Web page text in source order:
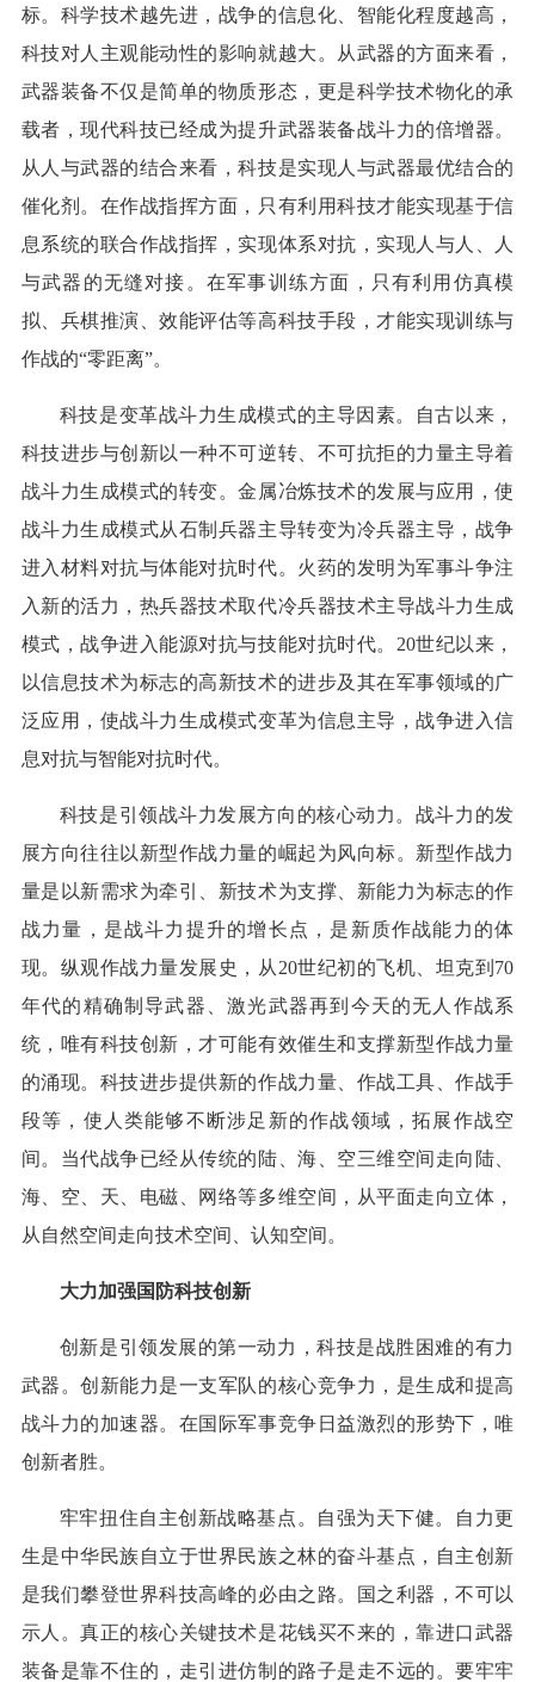
标。科学技术越先进，战争的信息化、智能化程度越高，
科技对人主观能动性的影响就越大。从武器的方面来看，
武器装备不仅是简单的物质形态，更是科学技术物化的承
载者，现代科技已经成为提升武器装备战斗力的倍增器。
从人与武器的结合来看，科技是实现人与武器最优结合的
催化剂。在作战指挥方面，只有利用科技才能实现基于信
息系统的联合作战指挥，实现体系对抗，实现人与人、人
与武器的无缝对接。在军事训练方面，只有利用仿真模
拟、兵棋推演、效能评估等高科技手段，才能实现训练与
作战的“零距离”。
科技是变革战斗力生成模式的主导因素。自古以来，
科技进步与创新以一种不可逆转、不可抗拒的力量主导着
战斗力生成模式的转变。金属冶炼技术的发展与应用，使
战斗力生成模式从石制兵器主导转变为冷兵器主导，战争
进入材料对抗与体能对抗时代。火药的发明为军事斗争注
入新的活力，热兵器技术取代冷兵器技术主导战斗力生成
模式，战争进入能源对抗与技能对抗时代。20世纪以来，
以信息技术为标志的高新技术的进步及其在军事领域的广
泛应用，使战斗力生成模式变革为信息主导，战争进入信
息对抗与智能对抗时代。
科技是引领战斗力发展方向的核心动力。战斗力的发
展方向往往以新型作战力量的崛起为风向标。新型作战力
量是以新需求为牵引、新技术为支撑、新能力为标志的作
战力量，是战斗力提升的增长点，是新质作战能力的体
现。纵观作战力量发展史，从20世纪初的飞机、坦克到70
年代的精确制导武器、激光武器再到今天的无人作战系
统，唯有科技创新，才可能有效催生和支撑新型作战力量
的涌现。科技进步提供新的作战力量、作战工具、作战手
段等，使人类能够不断涉足新的作战领域，拓展作战空
间。当代战争已经从传统的陆、海、空三维空间走向陆、
海、空、天、电磁、网络等多维空间，从平面走向立体，
从自然空间走向技术空间、认知空间。
大力加强国防科技创新
创新是引领发展的第一动力，科技是战胜困难的有力
武器。创新能力是一支军队的核心竞争力，是生成和提高
战斗力的加速器。在国际军事竞争日益激烈的形势下，唯
创新者胜。
牢牢扭住自主创新战略基点。自强为天下健。自力更
生是中华民族自立于世界民族之林的奋斗基点，自主创新
是我们攀登世界科技高峰的必由之路。国之利器，不可以
示人。真正的核心关键技术是花钱买不来的，靠进口武器
装备是靠不住的，走引进仿制的路子是走不远的。要牢牢